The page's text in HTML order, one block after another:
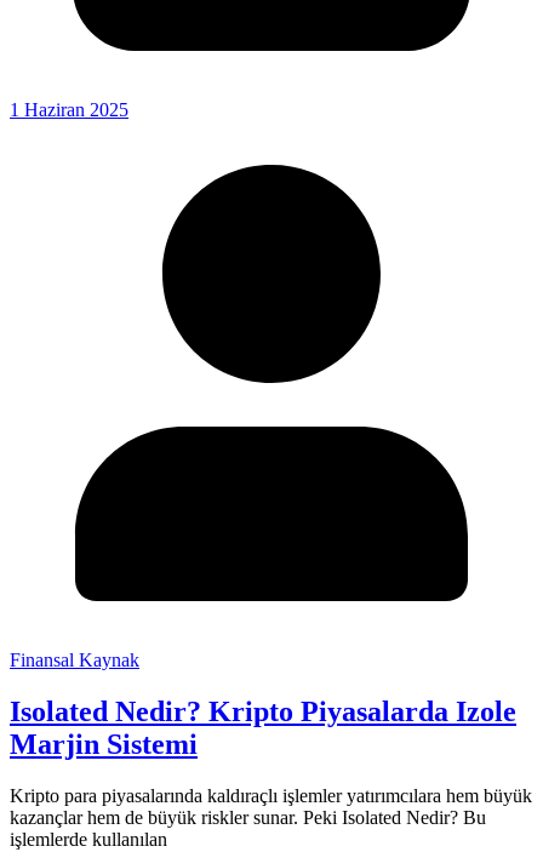
1 Haziran 2025
Finansal Kaynak
Isolated Nedir? Kripto Piyasalarda Izole
Marjin Sistemi
Kripto para piyasalarında kaldıraçlı işlemler yatırımcılara hem büyük
kazançlar hem de büyük riskler sunar. Peki Isolated Nedir? Bu
işlemlerde kullanılan